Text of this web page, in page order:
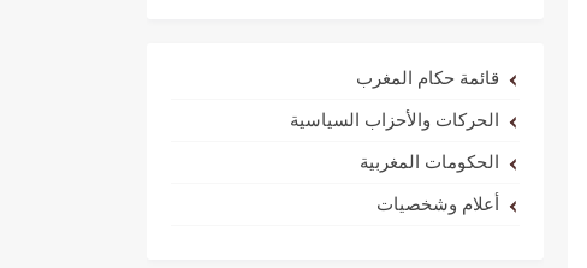
قائمة حكام المغرب
الحركات والأحزاب السياسية
الحكومات المغربية
أعلام وشخصيات